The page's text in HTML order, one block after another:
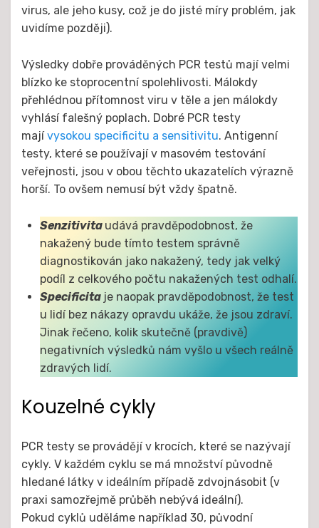
virus, ale jeho kusy, což je do jisté míry problém, jak
uvidíme později).
Výsledky dobře prováděných PCR testů mají velmi
blízko ke stoprocentní spolehlivosti. Málokdy
přehlédnou přítomnost viru v těle a jen málokdy
vyhlásí falešný poplach. Dobré PCR testy
majívysokou specificitu a sensitivitu. Antigenní
testy, které se používají v masovém testování
veřejnosti, jsou v obou těchto ukazatelích výrazně
horší. To ovšem nemusí být vždy špatně.
Senzitivita udává pravděpodobnost, že
nakažený bude tímto testem správně
diagnostikován jako nakažený, tedy jak velký
podíl z celkového počtu nakažených test odhalí.
Specificita je naopak pravděpodobnost, že test
u lidí bez nákazy opravdu ukáže, že jsou zdraví.
Jinak řečeno, kolik skutečně (pravdivě)
negativních výsledků nám vyšlo u všech reálně
zdravých lidí.
Kouzelné cykly
PCR testy se provádějí v krocích, které se nazývají
cykly. V každém cyklu se má množství původně
hledané látky v ideálním případě zdvojnásobit (v
praxi samozřejmě průběh nebývá ideální).
Pokud cyklů uděláme například 30, původní